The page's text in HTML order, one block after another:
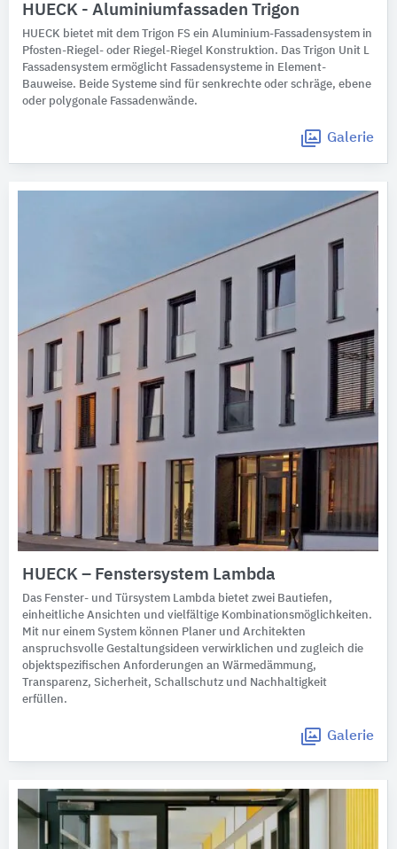
HUECK - Aluminiumfassaden Trigon
HUECK bietet mit dem Trigon FS ein Aluminium-Fassadensystem in
Pfosten-Riegel- oder Riegel-Riegel Konstruktion. Das Trigon Unit L
Fassadensystem ermöglicht Fassadensysteme in Element-
Bauweise. Beide Systeme sind für senkrechte oder schräge, ebene
oder polygonale Fassadenwände.
Galerie
HUECK – Fenstersystem Lambda
Das Fenster- und Türsystem Lambda bietet zwei Bautiefen,
einheitliche Ansichten und vielfältige Kombinationsmöglichkeiten.
Mit nur einem System können Planer und Architekten
anspruchsvolle Gestaltungsideen verwirklichen und zugleich die
objektspezifischen Anforderungen an Wärmedämmung,
Transparenz, Sicherheit, Schallschutz und Nachhaltigkeit
erfüllen.
Galerie